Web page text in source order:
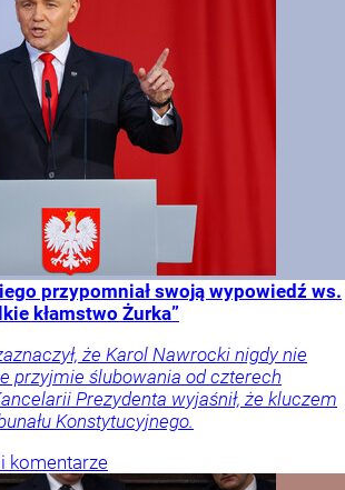
przypomniał swoją wypowiedź ws.
kłamstwo Żurka”
że Karol Nawrocki nigdy nie
przyjmie ślubowania od czterech
Prezydenta wyjaśnił, że kluczem
Konstytucyjnego.
komentarze